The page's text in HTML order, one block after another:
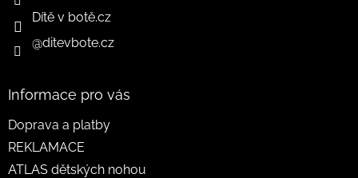
Dítě v botě.cz
@ditevbote.cz
Informace pro vás
Doprava a platby
REKLAMACE
ATLAS dětských nohou